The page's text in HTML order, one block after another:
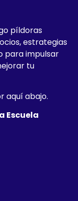
píldoras
estrategias
para impulsar
tu
aquí abajo.
Escuela